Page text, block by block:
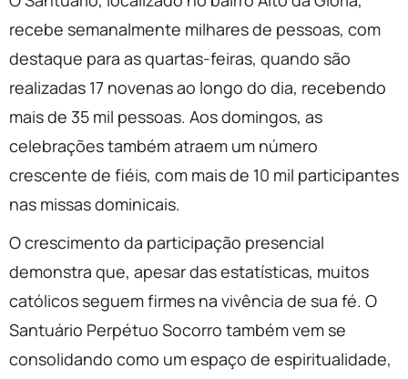
recebe semanalmente milhares de pessoas, com
destaque para as quartas-feiras, quando são
realizadas 17 novenas ao longo do dia, recebendo
mais de 35 mil pessoas. Aos domingos, as
celebrações também atraem um número
crescente de fiéis, com mais de 10 mil participantes
nas missas dominicais.
O crescimento da participação presencial
demonstra que, apesar das estatísticas, muitos
católicos seguem firmes na vivência de sua fé. O
Santuário Perpétuo Socorro também vem se
consolidando como um espaço de espiritualidade,